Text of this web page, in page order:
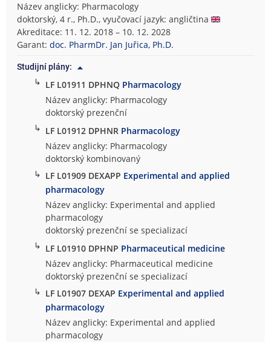
Název anglicky: Pharmacology
doktorský, 4 r., Ph.D., vyučovací jazyk: angličtina
Akreditace: 11. 12. 2018 – 10. 12. 2028
Garant:doc. PharmDr. Jan Juřica, Ph.D.
Studijní plány:
↳ LF L01911 DPHNQ Pharmacology
Název anglicky: Pharmacology
doktorský prezenční
↳ LF L01912 DPHNR Pharmacology
Název anglicky: Pharmacology
doktorský kombinovaný
↳ LF L01909 DEXAPP Experimental and applied
pharmacology
Název anglicky: Experimental and applied
pharmacology
doktorský prezenční se specializací
↳ LF L01910 DPHNP Pharmaceutical medicine
Název anglicky: Pharmaceutical medicine
doktorský prezenční se specializací
↳ LF L01907 DEXAP Experimental and applied
pharmacology
Název anglicky: Experimental and applied
pharmacology